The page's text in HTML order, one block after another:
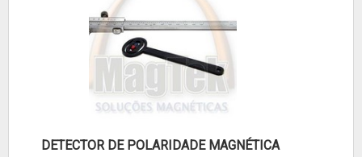
DETECTOR DE POLARIDADE MAGNÉTICA